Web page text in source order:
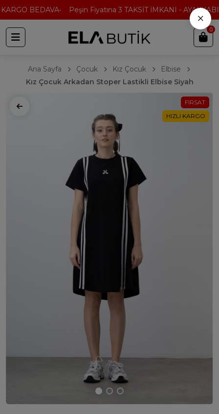
BEDAVA Peşin Fiyatına 3 TAKSİT İMKANI -
0
Ana Sayfa Çocuk Kız Çocuk
Elbise
Kız Çocuk Arkadan Stoper Lastikli Elbise Siyah
FIRSAT
HIZLI KARGO
×